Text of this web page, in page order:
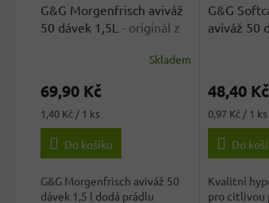
G&G Morgenfrisch aviváž
50 dávek 1,5L - originál z
produktu
3,8
Skladem
69,90 Kč
Měrná
cena:
1,40 Kč / 1 ks
Do košíku
G&G Morgenfrisch aviváž 50
dávek 1,5 l dodá prádlu
G&G
aviváž 50
produktu
4,2
48,40 Kč
Měrná
cena:
0,97 Kč / 1 ks
Do
Kvalitní
pro citlivou